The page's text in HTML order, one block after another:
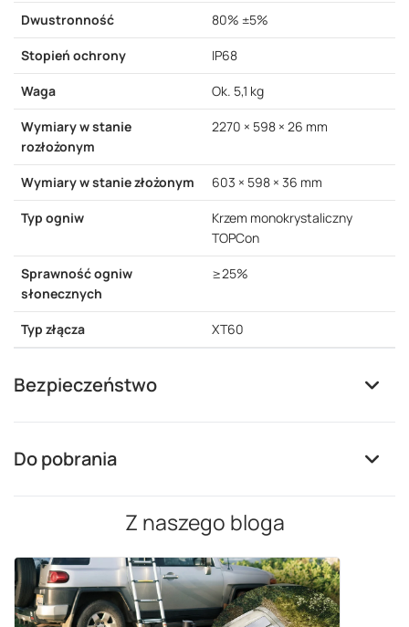
Dwustronność 80% ±5%
Stopień ochrony IP68
Waga Ok. 5,1 kg
Wymiary w stanie
rozłożonym
2270 × 598 × 26 mm
Wymiary w stanie złożonym 603 × 598 × 36 mm
Typ ogniw
Krzem monokrystaliczny
TOPCon
Sprawność ogniw
słonecznych
≥25%
Typ złącza XT60
Bezpieczeństwo
Do pobrania
Z naszego bloga